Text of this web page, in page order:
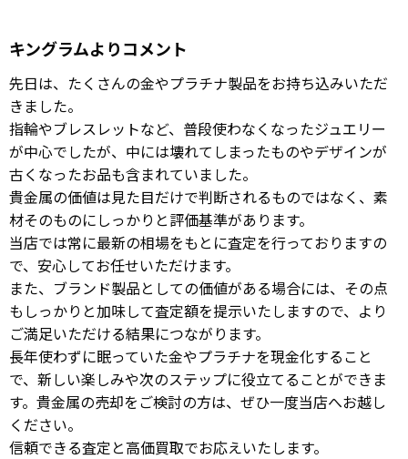
キングラムよりコメント
先日は、たくさんの金やプラチナ製品をお持ち込みいただ
きました。
指輪やブレスレットなど、普段使わなくなったジュエリー
が中心でしたが、中には壊れてしまったものやデザインが
古くなったお品も含まれていました。
貴金属の価値は見た目だけで判断されるものではなく、素
材そのものにしっかりと評価基準があります。
当店では常に最新の相場をもとに査定を行っておりますの
で、安心してお任せいただけます。
また、ブランド製品としての価値がある場合には、その点
もしっかりと加味して査定額を提示いたしますので、より
ご満足いただける結果につながります。
長年使わずに眠っていた金やプラチナを現金化すること
で、新しい楽しみや次のステップに役立てることができま
す。貴金属の売却をご検討の方は、ぜひ一度当店へお越し
ください。
信頼できる査定と高価買取でお応えいたします。